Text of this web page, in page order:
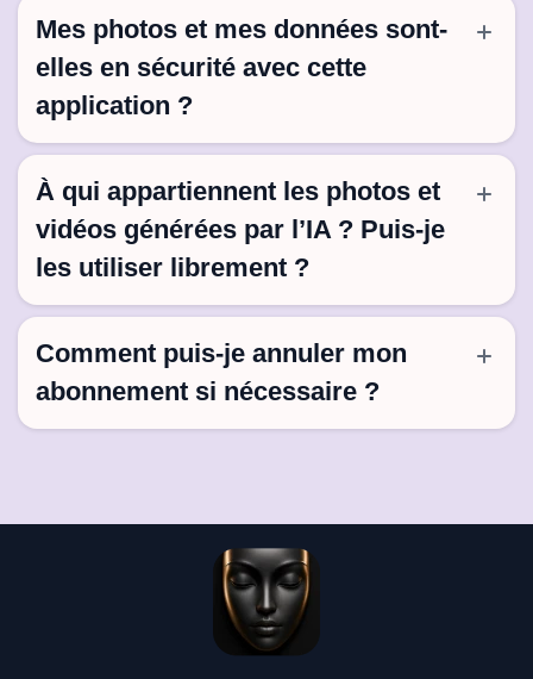
Mes photos et mes données sont-
elles en sécurité avec cette
application ?
À qui appartiennent les photos et
vidéos générées par l’IA ? Puis-je
les utiliser librement ?
Comment puis-je annuler mon
abonnement si nécessaire ?